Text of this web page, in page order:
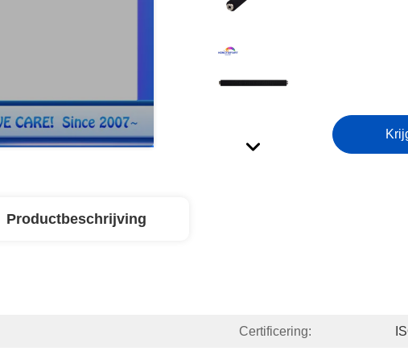
Productbeschrijving
Certificering: